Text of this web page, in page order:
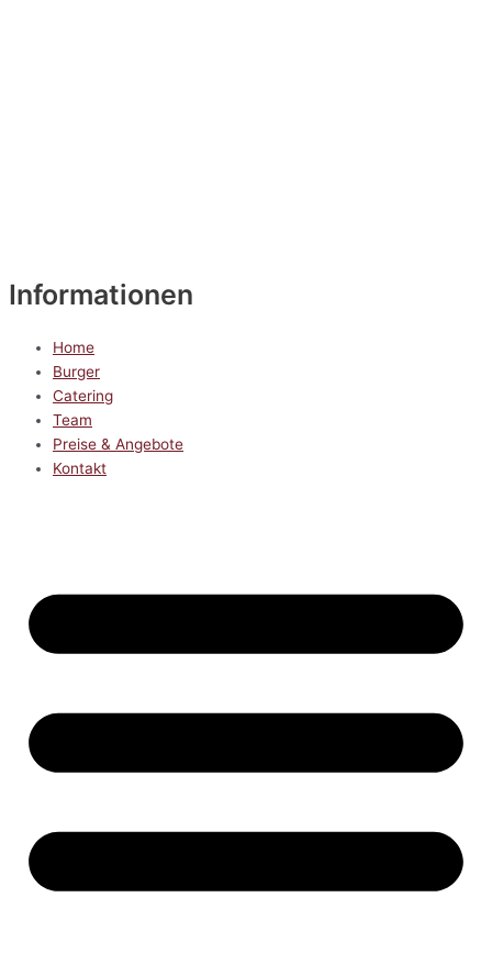
Informationen
Home
Burger
Catering
Team
Preise & Angebote
Kontakt